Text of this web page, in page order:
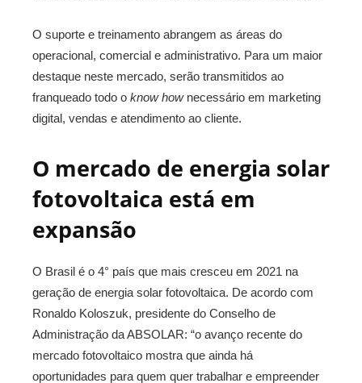
O suporte e treinamento abrangem as áreas do
operacional, comercial e administrativo. Para um maior
destaque neste mercado, serão transmitidos ao
franqueado todo o know hownecessário em marketing
digital, vendas e atendimento ao cliente.
O mercado de energia solar
fotovoltaica está em
expansão
O Brasil é o 4° país que mais cresceu em 2021 na
geração de energia solar fotovoltaica. De acordo com
Ronaldo Koloszuk, presidente do Conselho de
Administração da ABSOLAR: “o avanço recente do
mercado fotovoltaico mostra que ainda há
oportunidades para quem quer trabalhar e empreender